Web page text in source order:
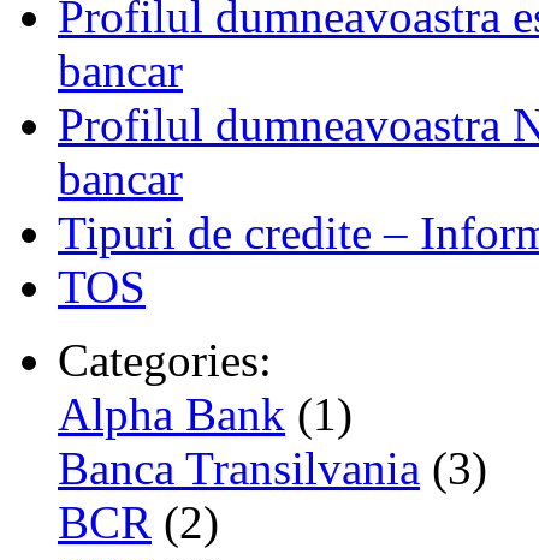
Profilul dumneavoastra
bancar
Profilul dumneavoastra
bancar
Tipuri de credite –
TOS
Categories:
Alpha Bank (1)
Banca Transilvania (3)
BCR (2)